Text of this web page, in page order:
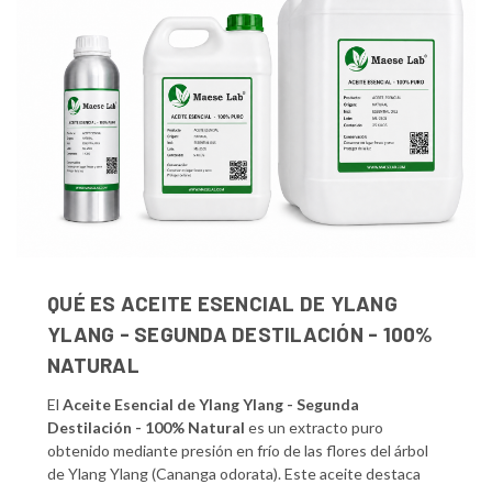
QUÉ ES ACEITE ESENCIAL DE YLANG
YLANG - SEGUNDA DESTILACIÓN - 100%
NATURAL
El Aceite Esencial de Ylang Ylang - Segunda
Destilación - 100% Natural es un extracto puro
obtenido mediante presión en frío de las flores del árbol
de Ylang Ylang (Cananga odorata). Este aceite destaca